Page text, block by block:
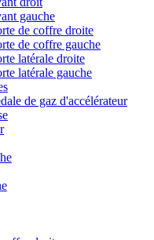
gauche
de coffre droite
de coffre gauche
latérale droite
latérale gauche
de gaz d'accélérateur